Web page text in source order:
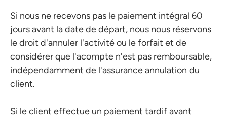
Si nous ne recevons pas le paiement intégral 60
jours avant la date de départ, nous nous réservons
le droit d'annuler l'activité ou le forfait et de
considérer que l'acompte n'est pas remboursable,
indépendamment de l'assurance annulation du
client.
Si le client effectue un paiement tardif avant